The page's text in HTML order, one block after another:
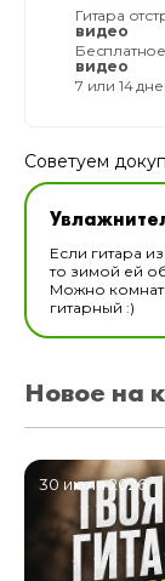
Гитара
видео
видео
7 или 14
Советуем
В
Если гитара
то зимой ей
Можно
гитарный :)
Новое на
30 июля 2026